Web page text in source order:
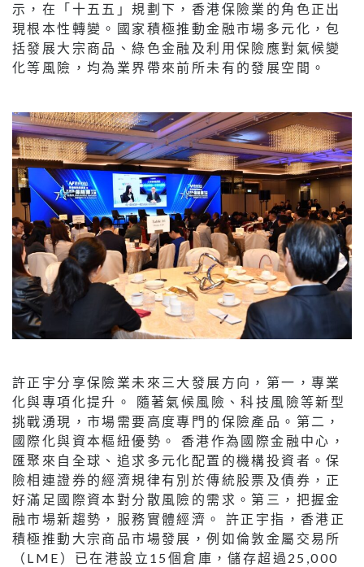
示，在「十五五」規劃下，香港保險業的角色正出
現根本性轉變。國家積極推動金融市場多元化，包
括發展大宗商品、綠色金融及利用保險應對氣候變
化等風險，均為業界帶來前所未有的發展空間。
許正宇分享保險業未來三大發展方向，第一，專業
化與專項化提升。 隨著氣候風險、科技風險等新型
挑戰湧現，市場需要高度專門的保險產品。第二，
國際化與資本樞紐優勢。 香港作為國際金融中心，
匯聚來自全球、追求多元化配置的機構投資者。保
險相連證券的經濟規律有別於傳統股票及債券，正
好滿足國際資本對分散風險的需求。第三，把握金
融市場新趨勢，服務實體經濟。 許正宇指，香港正
積極推動大宗商品市場發展，例如倫敦金屬交易所
（LME）已在港設立15個倉庫，儲存超過25,000